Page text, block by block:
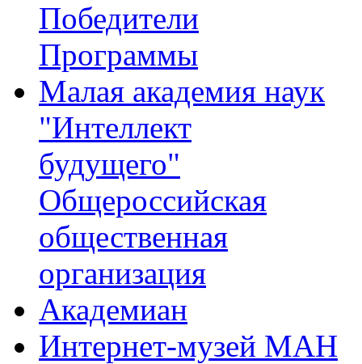
Победители
Программы
Малая академия наук
"Интеллект
будущего"
Общероссийская
общественная
организация
Академиан
Интернет-музей МАН